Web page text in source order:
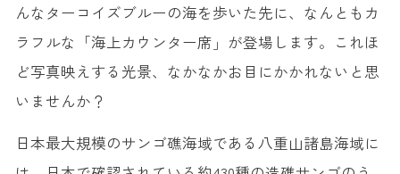
んなターコイズブルーの海を歩いた先に、なんともカ
ラフルな「海上カウンター席」が登場します。これほ
ど写真映えする光景、なかなかお目にかかれないと思
いませんか？
日本最大規模のサンゴ礁海域である八重山諸島海域に